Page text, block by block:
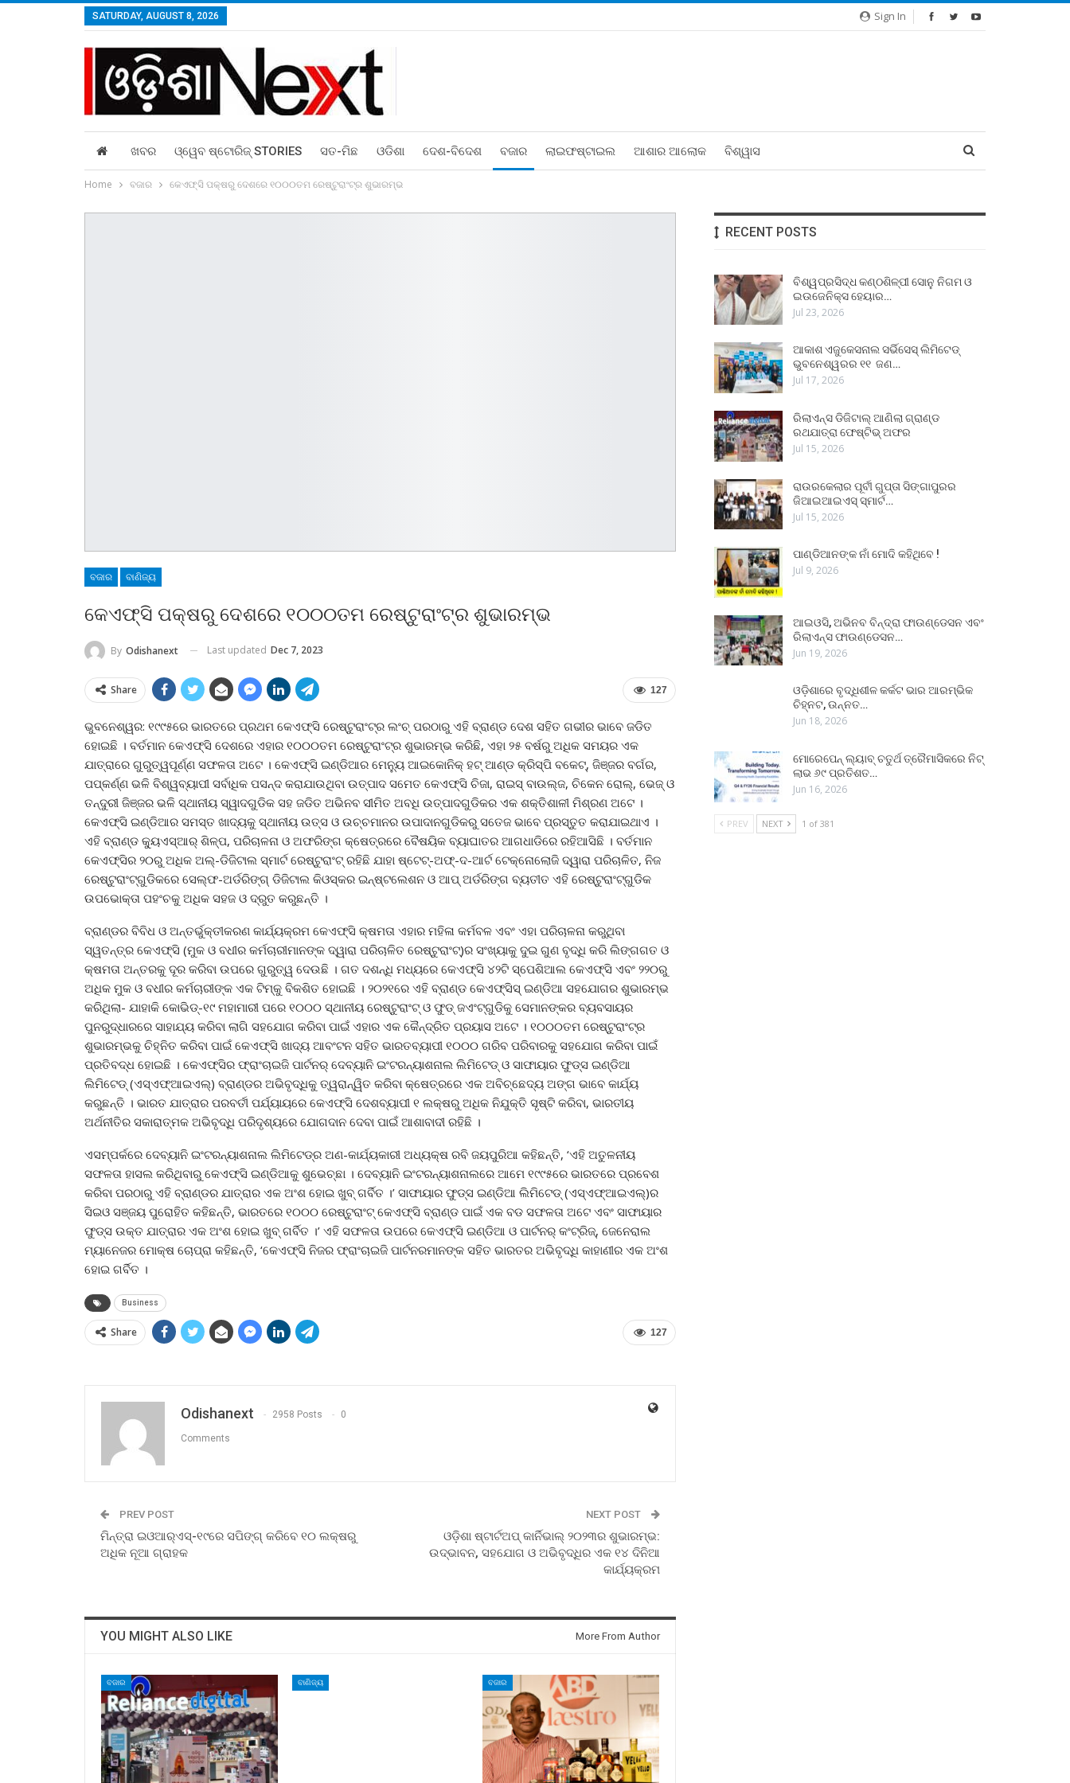
Sign In
SATURDAY, AUGUST 8, 2026
ଖବର ଓ୍ୱେବ ଷ୍ଟୋରିଜ୍‌ STORIES ସତ-ମିଛ ଓଡିଶା ଦେଶ-ବିଦେଶ ବଜାର ଲାଇଫଷ୍ଟାଇଲ ଆଶାର ଆଲୋକ ବିଶ୍ୱାସ
Home ବଜାର କେଏଫ୍‌ସି ପକ୍ଷରୁ ଦେଶରେ ୧୦୦୦ତମ ରେଷ୍ଟୁରାଂଟ୍‌ର ଶୁଭାରମ୍ଭ
ବଜାର ବାଣିଜ୍ୟ
କେଏଫ୍‌ସି ପକ୍ଷରୁ ଦେଶରେ ୧୦୦୦ତମ ରେଷ୍ଟୁରାଂଟ୍‌ର ଶୁଭାରମ୍ଭ
By Odishanext Last updated Dec 7, 2023
127
Share
ଭୁବନେଶ୍ୱର: ୧୯୯୫ରେ ଭାରତରେ ପ୍ରଥମ କେଏଫ୍‌ସି ରେଷ୍ଟୁରାଂଟ୍‌ର ଲଂଚ୍ ପରଠାରୁ ଏହି ବ୍ରାଣ୍ଡ ଦେଶ ସହିତ ଗଭୀର ଭାବେ ଜଡିତ
ହୋଇଛି । ବର୍ତମାନ କେଏଫ୍‌ସି ଦେଶରେ ଏହାର ୧୦୦୦ତମ ରେଷ୍ଟୁରାଂଟ୍‌ର ଶୁଭାରମ୍ଭ କରିଛି, ଏହା ୨୫ ବର୍ଷରୁ ଅଧିକ ସମୟର ଏକ
ଯାତ୍ରାରେ ଗୁରୁତ୍ୱପୂର୍ଣ୍ଣ ସଫଳତା ଅଟେ । କେଏଫ୍‌ସି ଇଣ୍ଡିଆର ମେନ୍ୟୁ ଆଇକୋନିକ୍ ହଟ୍ ଆଣ୍ଡ କ୍ରିସ୍ପି ବକେଟ୍‌, ଜିଞ୍ଜର ବର୍ଗର,
ପପ୍‌କର୍ଣ୍ଣ ଭଳି ବିଶ୍ୱବ୍ୟାପୀ ସର୍ବାଧିକ ପସନ୍ଦ କରାଯାଉଥିବା ଉତ୍ପାଦ ସମେତ କେଏଫ୍‌ସି ଚିଜା, ରାଇସ୍ ବାଉଲ୍‌ଜ, ଚିକେନ ରୋଲ୍‌, ଭେଜ୍ ଓ
ତନ୍ଦୁରୀ ଜିଞ୍ଜର ଭଳି ସ୍ଥାନୀୟ ସ୍ୱାଦଗୁଡିକ ସହ ଜଡିତ ଅଭିନବ ସୀମିତ ଅବଧି ଉତ୍ପାଦଗୁଡିକର ଏକ ଶକ୍ତିଶାଳୀ ମିଶ୍ରଣ ଅଟେ ।
କେଏଫ୍‌ସି ଇଣ୍ଡିଆର ସମସ୍ତ ଖାଦ୍ୟକୁ ସ୍ଥାନୀୟ ଉତ୍ସ ଓ ଉଚ୍ଚମାନର ଉପାଦାନଗୁଡିକରୁ ସତେଜ ଭାବେ ପ୍ରସ୍ତୁତ କରାଯାଇଥାଏ ।
ଏହି ବ୍ରାଣ୍ଡ କ୍ୟୁଏସ୍‌ଆର୍ ଶିଳ୍ପ, ପରିଚାଳନା ଓ ଅଫରିଙ୍ଗ କ୍ଷେତ୍ରରେ ବୈଷୟିକ ବ୍ୟାଘାତର ଆଗଧାଡିରେ ରହିଆସିଛି । ବର୍ତମାନ
କେଏଫ୍‌ସିର ୨୦ରୁ ଅଧିକ ଅଲ୍‌-ଡିଜିଟାଲ ସ୍ମାର୍ଟ ରେଷ୍ଟୁରାଂଟ୍ ରହିଛି ଯାହା ଷ୍ଟେଟ୍‌-ଅଫ୍‌-ଦ-ଆର୍ଟ ଟେକ୍ନୋଲୋଜି ଦ୍ୱାରା ପରିଚାଳିତ, ନିଜ
ରେଷ୍ଟୁରାଂଟ୍‌ଗୁଡିକରେ ସେଲ୍ଫ-ଅର୍ଡରିଙ୍ଗ୍ ଡିଜିଟାଲ କିଓସ୍କର ଇନ୍‌ଷ୍ଟଲେଶନ ଓ ଆପ୍ ଅର୍ଡରିଙ୍ଗ ବ୍ୟତୀତ ଏହି ରେଷ୍ଟୁରାଂଟ୍‌ଗୁଡିକ
ଉପଭୋକ୍ତା ପହଂଚକୁ ଅଧିକ ସହଜ ଓ ଦ୍ରୁତ କରୁଛନ୍ତି ।
ବ୍ରାଣ୍ଡର ବିବିଧ ଓ ଅନ୍ତର୍ଭୁକ୍ତୀକରଣ କାର୍ଯ୍ୟକ୍ରମ କେଏଫ୍‌ସି କ୍ଷମତା ଏହାର ମହିଳା କର୍ମବଳ ଏବଂ ଏହା ପରିଚାଳନା କରୁଥିବା
ସ୍ୱତନ୍ତ୍ର କେଏଫ୍‌ସି (ମୁକ ଓ ବଧୀର କର୍ମଚାରୀମାନଙ୍କ ଦ୍ୱାରା ପରିଚାଳିତ ରେଷ୍ଟୁରାଂଟ୍‌)ର ସଂଖ୍ୟାକୁ ଦୁଇ ଗୁଣ ବୃଦ୍ଧି କରି ଲିଙ୍ଗଗତ ଓ
କ୍ଷମତା ଅନ୍ତରକୁ ଦୂର କରିବା ଉପରେ ଗୁରୁତ୍ୱ ଦେଉଛି । ଗତ ଦଶନ୍ଧି ମଧ୍ୟରେ କେଏଫ୍‌ସି ୪୨ଟି ସ୍ପେଶିଆଲ କେଏଫ୍‌ସି ଏବଂ ୨୨୦ରୁ
ଅଧିକ ମୁକ ଓ ବଧୀର କର୍ମଚାରୀଙ୍କ ଏକ ଟିମ୍‌କୁ ବିକଶିତ ହୋଇଛି । ୨୦୨୧ରେ ଏହି ବ୍ରାଣ୍ଡ କେଏଫ୍‌ସିସ୍ ଇଣ୍ଡିଆ ସହଯୋଗର ଶୁଭାରମ୍ଭ
କରିଥିଲା- ଯାହାକି କୋଭିଡ୍‌-୧୯ ମହାମାରୀ ପରେ ୧୦୦୦ ସ୍ଥାନୀୟ ରେଷ୍ଟୁରାଂଟ୍ ଓ ଫୁଡ୍ ଜଏଂଟ୍‌ଗୁଡିକୁ ସେମାନଙ୍କର ବ୍ୟବସାୟର
ପୁନରୁଦ୍ଧାରରେ ସାହାଯ୍ୟ କରିବା ଲାଗି ସହଯୋଗ କରିବା ପାଇଁ ଏହାର ଏକ କୈନ୍ଦ୍ରିତ ପ୍ରୟାସ ଅଟେ । ୧୦୦୦ତମ ରେଷ୍ଟୁରାଂଟ୍‌ର
ଶୁଭାରମ୍ଭକୁ ଚିହ୍ନିତ କରିବା ପାଇଁ କେଏଫ୍‌ସି ଖାଦ୍ୟ ଆବଂଟନ ସହିତ ଭାରତବ୍ୟାପୀ ୧୦୦୦ ଗରିବ ପରିବାରକୁ ସହଯୋଗ କରିବା ପାଇଁ
ପ୍ରତିବଦ୍ଧ ହୋଇଛି । କେଏଫ୍‌ସିର ଫ୍ରାଂଚାଇଜି ପାର୍ଟନର୍ ଦେବ୍ୟାନି ଇଂଟରନ୍ୟାଶନାଲ ଲିମିଟେଡ୍ ଓ ସାଫାୟାର ଫୁଡ୍‌ସ ଇଣ୍ଡିଆ
ଲିମିଟେଡ୍ (ଏସ୍‌ଏଫ୍‌ଆଇଏଲ୍‌) ବ୍ରାଣ୍ଡର ଅଭିବୃଦ୍ଧିକୁ ତ୍ୱରାନ୍ୱିତ କରିବା କ୍ଷେତ୍ରରେ ଏକ ଅବିଚ୍ଛେଦ୍ୟ ଅଙ୍ଗ ଭାବେ କାର୍ଯ୍ୟ
କରୁଛନ୍ତି । ଭାରତ ଯାତ୍ରାର ପରବର୍ତୀ ପର୍ଯ୍ୟାୟରେ କେଏଫ୍‌ସି ଦେଶବ୍ୟାପୀ ୧ ଲକ୍ଷରୁ ଅଧିକ ନିଯୁକ୍ତି ସୃଷ୍ଟି କରିବା, ଭାରତୀୟ
ଅର୍ଥନୀତିର ସକାରାତ୍ମକ ଅଭିବୃଦ୍ଧି ପରିଦୃଶ୍ୟରେ ଯୋଗଦାନ ଦେବା ପାଇଁ ଆଶାବାଦୀ ରହିଛି ।
ଏସମ୍ପର୍କରେ ଦେବ୍ୟାନି ଇଂଟରନ୍ୟାଶନାଲ ଲିମିଟେଡ୍‌ର ଅଣ-କାର୍ଯ୍ୟକାରୀ ଅଧ୍ୟକ୍ଷ ରବି ଜୟପୁରିଆ କହିଛନ୍ତି, ‘ଏହି ଅତୁଳନୀୟ
ସଫଳତା ହାସଲ କରିଥିବାରୁ କେଏଫ୍‌ସି ଇଣ୍ଡିଆକୁ ଶୁଭେଚ୍ଛା । ଦେବ୍ୟାନି ଇଂଟରନ୍ୟାଶନାଲରେ ଆମେ ୧୯୯୫ରେ ଭାରତରେ ପ୍ରବେଶ
କରିବା ପରଠାରୁ ଏହି ବ୍ରାଣ୍ଡର ଯାତ୍ରାର ଏକ ଅଂଶ ହୋଇ ଖୁବ୍ ଗର୍ବିତ ।’ ସାଫାୟାର ଫୁଡ୍‌ସ ଇଣ୍ଡିଆ ଲିମିଟେଡ୍ (ଏସ୍‌ଏଫ୍‌ଆଇଏଲ୍‌)ର
ସିଇଓ ସଞ୍ଜୟ ପୁରୋହିତ କହିଛନ୍ତି, ଭାରତରେ ୧୦୦୦ ରେଷ୍ଟୁରାଂଟ୍ କେଏଫ୍‌ସି ବ୍ରାଣ୍ଡ ପାଇଁ ଏକ ବଡ ସଫଳତା ଅଟେ ଏବଂ ସାଫାୟାର
ଫୁଡ୍‌ସ ଉକ୍ତ ଯାତ୍ରାର ଏକ ଅଂଶ ହୋଇ ଖୁବ୍ ଗର୍ବିତ ।’ ଏହି ସଫଳତା ଉପରେ କେଏଫ୍‌ସି ଇଣ୍ଡିଆ ଓ ପାର୍ଟନର୍ କଂଟ୍ରିଜ୍‌, ଜେନେରାଲ
ମ୍ୟାନେଜର ମୋକ୍ଷ ଚୋପ୍ରା କହିଛନ୍ତି, ‘କେଏଫ୍‌ସି ନିଜର ଫ୍ରାଂଚାଇଜି ପାର୍ଟନରମାନଙ୍କ ସହିତ ଭାରତର ଅଭିବୃଦ୍ଧି କାହାଣୀର ଏକ ଅଂଶ
ହୋଇ ଗର୍ବିତ ।
Business
127
Share
Odishanext 2958 Posts 0
Comments
PREV POST
ମିନ୍ତ୍ରା ଇଓଆର୍‌ଏସ୍‌-୧୯ରେ ସପିଙ୍ଗ୍ କରିବେ ୧୦ ଲକ୍ଷରୁ
ଅଧିକ ନୂଆ ଗ୍ରାହକ
NEXT POST
ଓଡ଼ିଶା ଷ୍ଟାର୍ଟଅପ୍ କାର୍ନିଭାଲ୍ ୨୦୨୩ର ଶୁଭାରମ୍ଭ:
ଉଦ୍ଭାବନ, ସହଯୋଗ ଓ ଅଭିବୃଦ୍ଧିର ଏକ ୧୪ ଦିନିଆ
କାର୍ଯ୍ୟକ୍ରମ
YOU MIGHT ALSO LIKE More From Author
ବଜାର ବାଣିଜ୍ୟ ବଜାର
RECENT POSTS
ବିଶ୍ୱପ୍ରସିଦ୍ଧ କଣ୍ଠଶିଳ୍ପୀ ସୋନୁ ନିଗମ ଓ
ଇଉଜେନିକ୍ସ ହେୟାର…
Jul 23, 2026
ଆକାଶ ଏଜୁକେସନାଲ ସର୍ଭିସେସ୍ ଲିମିଟେଡ୍
ଭୁବନେଶ୍ୱରର ୧୧ ଜଣ…
Jul 17, 2026
ରିଲାଏନ୍ସ ଡିଜିଟାଲ୍ ଆଣିଲା ଗ୍ରାଣ୍ଡ
ରଥଯାତ୍ରା ଫେଷ୍ଟିଭ୍ ଅଫର
Jul 15, 2026
ରାଉରକେଲାର ପୂର୍ବୀ ଗୁପ୍ତା ସିଙ୍ଗାପୁରର
ଜିଆଇଆଇଏସ୍ ସ୍ମାର୍ଟ…
Jul 15, 2026
ପାଣ୍ଡିଆନଙ୍କ ନାଁ ମୋଦି କହିଥିବେ !
Jul 9, 2026
ଆଇଓସି, ଅଭିନବ ବିନ୍ଦ୍ରା ଫାଉଣ୍ଡେସନ ଏବଂ
ରିଲାଏନ୍ସ ଫାଉଣ୍ଡେସନ…
Jun 19, 2026
ଓଡ଼ିଶାରେ ବୃଦ୍ଧିଶୀଳ କର୍କଟ ଭାର ଆରମ୍ଭିକ
ଚିହ୍ନଟ, ଉନ୍ନତ…
Jun 18, 2026
ମୋରେପେନ୍ ଲ୍ୟାବ୍ ଚତୁର୍ଥ ତ୍ରୈମାସିକରେ ନିଟ୍
ଲାଭ ୬୯ ପ୍ରତିଶତ…
Jun 16, 2026
PREV NEXT 1 of 381